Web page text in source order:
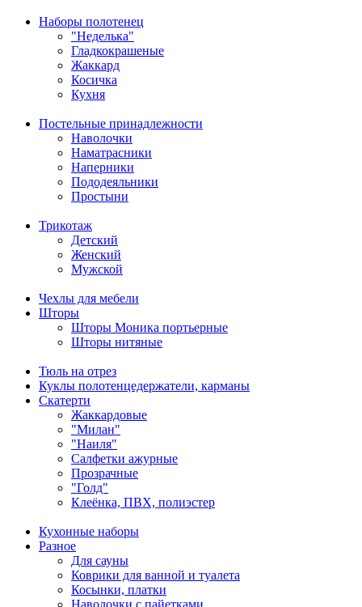
Наборы полотенец
"Неделька"
Гладкокрашеные
Жаккард
Косичка
Кухня
Постельные принадлежности
Наволочки
Наматрасники
Наперники
Пододеяльники
Простыни
Трикотаж
Детский
Женский
Мужской
Чехлы для мебели
Шторы
Шторы Моника портьерные
Шторы нитяные
Тюль на отрез
Куклы полотенцедержатели, карманы
Скатерти
Жаккардовые
"Милан"
"Наиля"
Салфетки ажурные
Прозрачные
"Голд"
Клеёнка, ПВХ, полиэстер
Кухонные наборы
Разное
Для сауны
Коврики для ванной и туалета
Косынки, платки
Наволочки с пайетками